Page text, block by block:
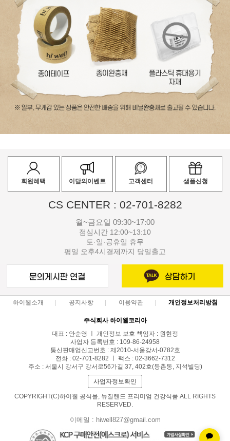
회원혜택 이달의이벤트 고객센터 샘플신청
CS CENTER : 02-701-8282
월~금요일 09:30~17:00
점심시간 12:00~13:10
토·일·공휴일 휴무
평일 오후4시결제까지 당일출고
하이웰소개 공지사항 이용약관 개인정보처리방침
주식회사 하이웰코리아
대표 : 안순영 ㅣ 개인정보 보호 책임자 : 원현정
사업자 등록번호 : 109-86-24958
통신판매업신고번호 : 제2010-서울강서-0782호
전화 : 02-701-8282 ㅣ 팩스 : 02-3662-7312
주소 : 서울시 강서구 강서로56가길 37, 402호(등촌동, 지석빌딩)
사업자정보확인
COPYRIGHT(C)하이웰 공식몰, 뉴질랜드 프리미엄 건강식품 ALL RIGHTS
RESERVED.
이메일 : hiwell827@gmail.com